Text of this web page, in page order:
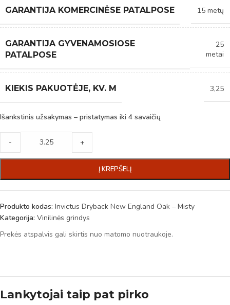
GARANTIJA KOMERCINĖSE PATALPOSE 15 metų
GARANTIJA GYVENAMOSIOSE
PATALPOSE
25
metai
KIEKIS PAKUOTĖJE, KV. M 3,25
Išankstinis užsakymas – pristatymas iki 4 savaičių
- +
Į KREPŠELĮ
Produkto kodas: Invictus Dryback New England Oak – Misty
Kategorija: Vinilinės grindys
Prekės atspalvis gali skirtis nuo matomo nuotraukoje.
Lankytojai taip pat pirko